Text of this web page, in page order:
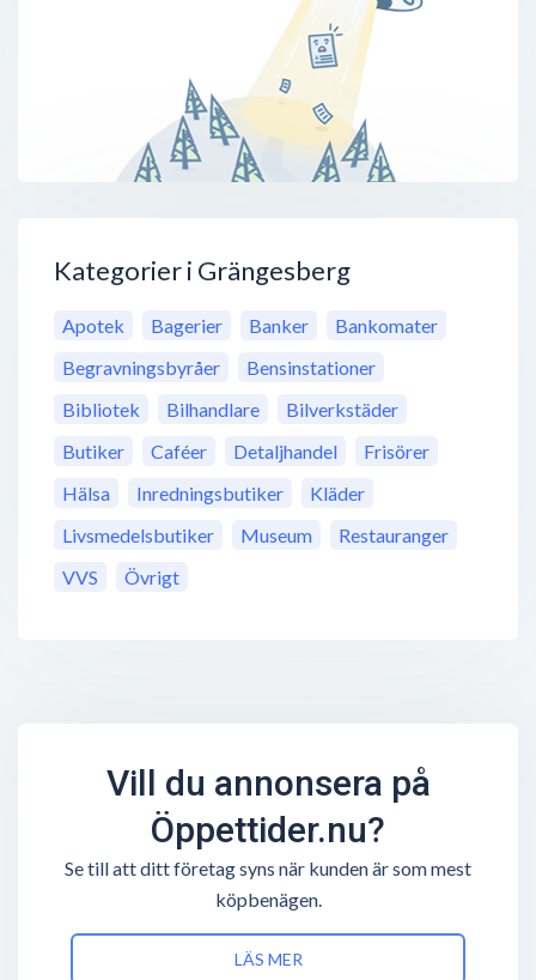
Kategorier i Grängesberg
Apotek Bagerier Banker
Bankomater
Begravningsbyråer
Bensinstationer
Bibliotek
Bilhandlare
Bilverkstäder
Butiker
Caféer Detaljhandel
Frisörer
Hälsa
Inredningsbutiker
Kläder
Livsmedelsbutiker
Museum
Restauranger
VVS
Övrigt
Vill du annonsera på
Öppettider.nu?
Se till att ditt företag syns när kunden är som mest
köpbenägen.
LÄS MER